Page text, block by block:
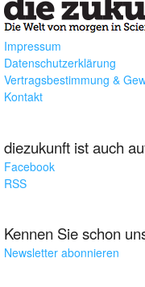
Impressum
Datenschutzerklärung
Vertragsbestimmung &
Kontakt
diezukunft ist auch
Facebook
RSS
Kennen Sie schon
Newsletter abonnieren